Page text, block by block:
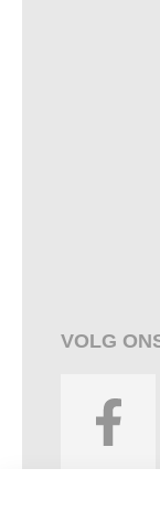
VOLG
F
a